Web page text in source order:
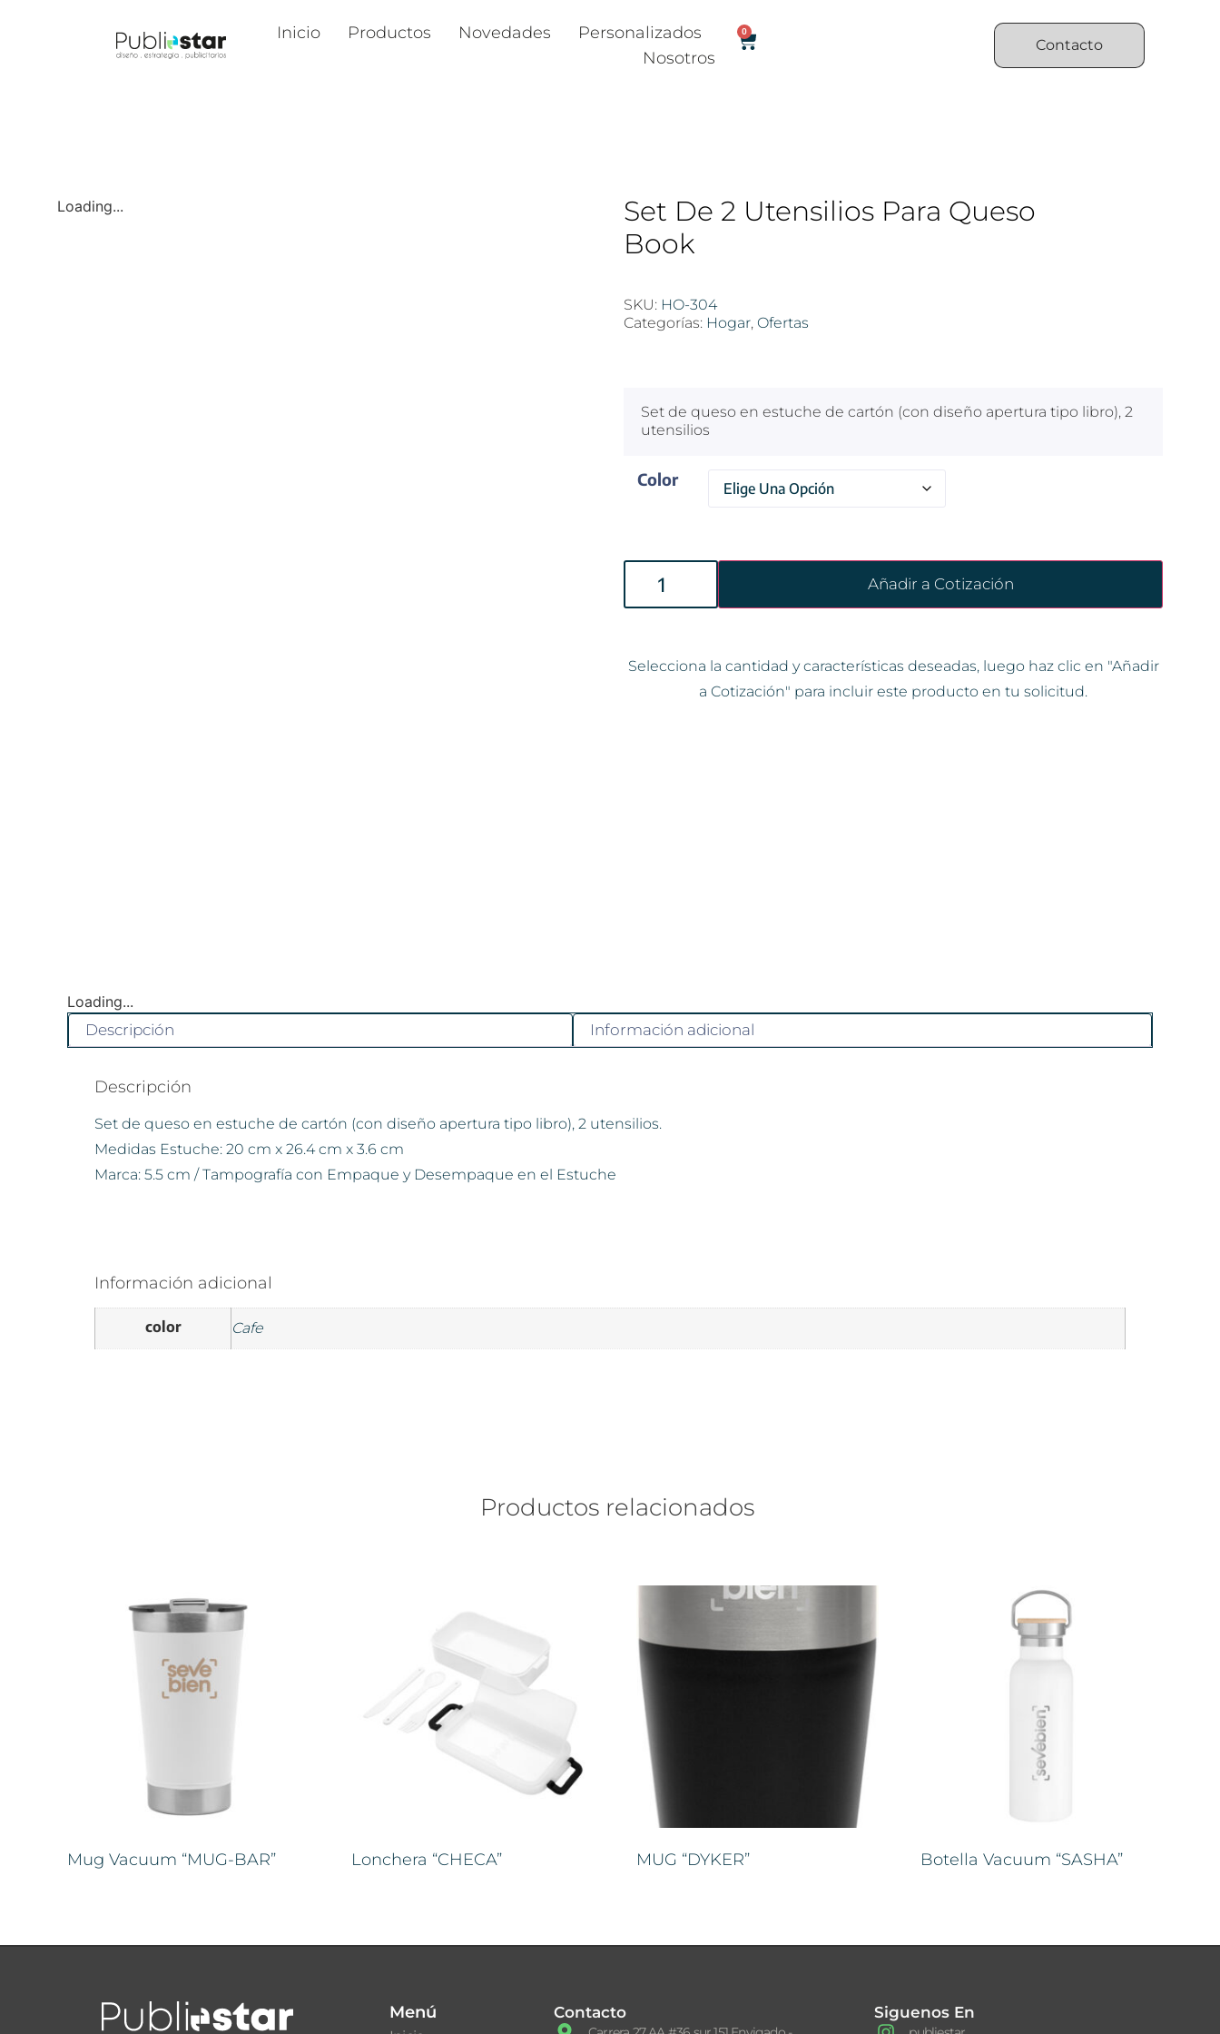
Inicio Productos Novedades
Personalizados
Nosotros
0
Contacto
Loading...
Set De 2 Utensilios Para Queso
Book
SKU: HO-304
Categorías: Hogar, Ofertas
Set de queso en estuche de cartón (con diseño apertura tipo libro), 2
utensilios
Color
Añadir a Cotización
Selecciona la cantidad y características deseadas, luego haz clic en "Añadir
a Cotización" para incluir este producto en tu solicitud.
Loading...
Descripción
Información adicional
Descripción
Set de queso en estuche de cartón (con diseño apertura tipo libro), 2 utensilios.
Medidas Estuche: 20 cm x 26.4 cm x 3.6 cm
Marca: 5.5 cm / Tampografía con Empaque y Desempaque en el Estuche
Información adicional
color Cafe
Productos relacionados
Mug Vacuum “MUG-BAR” Lonchera “CHECA” MUG “DYKER” Botella Vacuum “SASHA”
Menú Contacto Siguenos En